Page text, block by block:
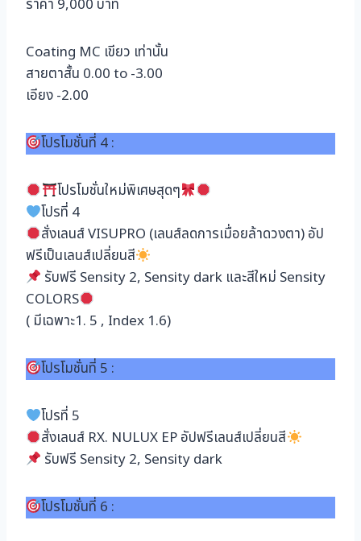
ราคา 9,000 บาท
Coating MC เขียว เท่านั้น
สายตาสั้น 0.00 to -3.00
เอียง -2.00
โปรโมชั่นที่ 4 :
โปรโมชั่นใหม่พิเศษสุดๆ
โปรที่ 4
สั่งเลนส์ VISUPRO (เลนส์ลดการเมื่อยล้าดวงตา) อัป
ฟรีเป็นเลนส์เปลี่ยนสี
รับฟรี Sensity 2, Sensity dark และสีใหม่ Sensity
COLORS
( มีเฉพาะ1. 5 , Index 1.6)
โปรโมชั่นที่ 5 :
โปรที่ 5
สั่งเลนส์ RX. NULUX EP อัปฟรีเลนส์เปลี่ยนสี
รับฟรี Sensity 2, Sensity dark
โปรโมชั่นที่ 6 :